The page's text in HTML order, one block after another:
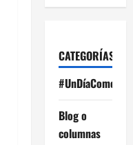
CATEGORÍAS
#UnDíaComoHoy
Blog o
columnas